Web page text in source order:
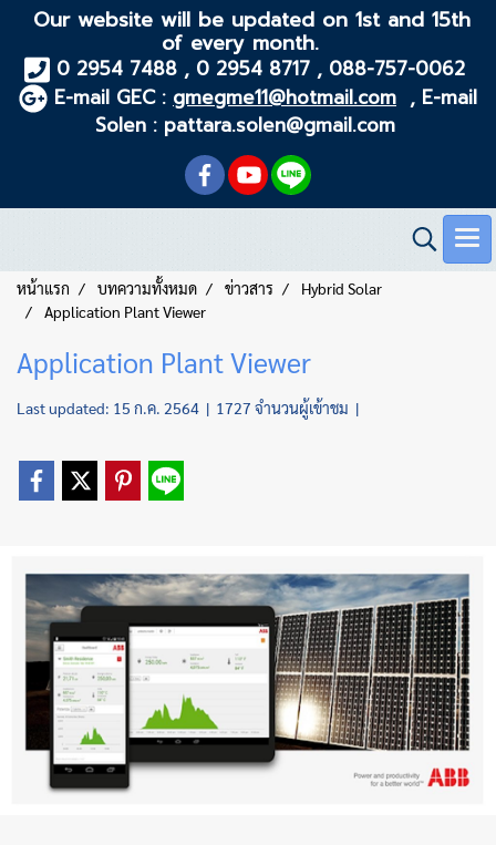
Our website will be updated on 1st and 15th
of every month.
0 2954 7488 , 0 2954 8717 , 088-757-0062
E-mail GEC : gmegme11@hotmail.com , E-mail
Solen : pattara.solen@gmail.com
หน้าแรก บทความทั้งหมด ข่าวสาร
Hybrid Solar
Application Plant Viewer
Application Plant Viewer
Last updated: 15 ก.ค. 2564 | 1727 จำนวนผู้เข้าชม |